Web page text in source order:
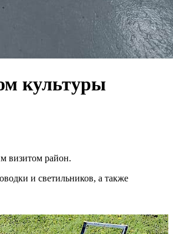
культуры
визитом район.
и светильников, а также